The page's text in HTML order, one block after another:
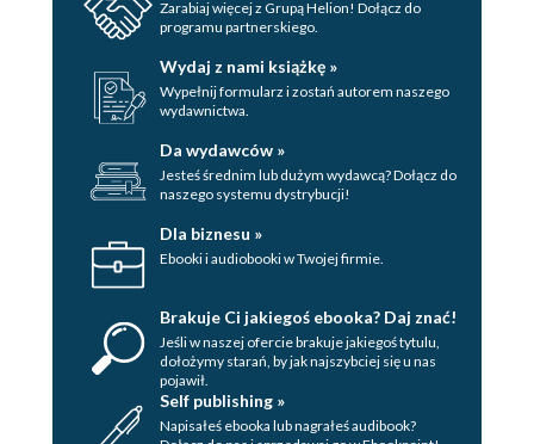
Zarabiaj więcej z Grupą Helion! Dołącz do
programu partnerskiego.
Wydaj z nami książkę »
Wypełnij formularz i zostań autorem naszego
wydawnictwa.
Da wydawców »
Jesteś średnim lub dużym wydawcą? Dołącz do
naszego systemu dystrybucji!
Dla biznesu »
Ebooki i audiobooki w Twojej firmie.
Brakuje Ci jakiegoś ebooka? Daj znać!
Jeśli w naszej ofercie brakuje jakiegoś tytulu,
dołożymy starań, by jak najszybciej się u nas
pojawił.
Self publishing »
Napisałeś ebooka lub nagrałeś audibook?